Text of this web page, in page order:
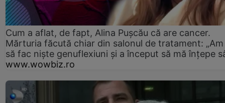
Cum a aflat, de fapt, Alina Pușcău că are cancer.
Mărturia făcută chiar din salonul de tratament:
să fac niște genuflexiuni și a început să mă înțepe
www.wowbiz.ro